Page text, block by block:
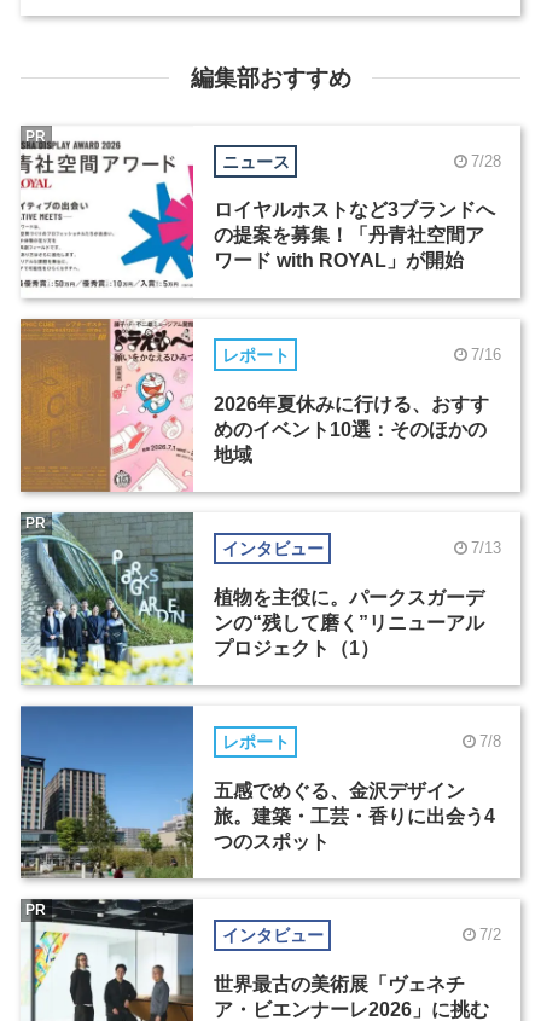
編集部おすすめ
ニュース 7/28
ロイヤルホストなど3ブランドへ
の提案を募集！「丹青社空間ア
ワード with ROYAL」が開始
PR
レポート 7/16
2026年夏休みに行ける、おすす
めのイベント10選：そのほかの
地域
インタビュー 7/13
植物を主役に。パークスガーデ
ンの“残して磨く”リニューアル
プロジェクト（1）
PR
レポート 7/8
五感でめぐる、金沢デザイン
旅。建築・工芸・香りに出会う4
つのスポット
インタビュー 7/2
世界最古の美術展「ヴェネチ
ア・ビエンナーレ2026」に挑む
PR